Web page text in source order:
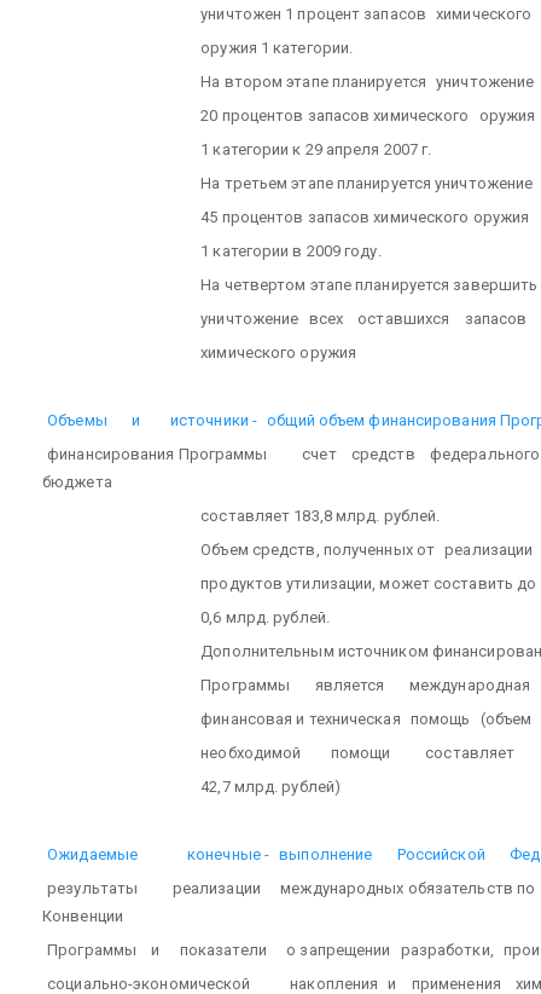
уничтожен 1 процент запасов
химического
оружия 1 категории.
На втором этапе планируется
уничтожение
20 процентов запасов химического
оружия
1 категории к 29 апреля 2007 г.
На третьем этапе планируется уничтожение
45 процентов запасов химического оружия
1 категории в 2009 году.
На четвертом этапе планируется завершить
уничтожение всех оставшихся
запасов
химического оружия
Объемы и источники - общий объем финансирования
финансирования Программы
счет средств
федерального
бюджета
составляет 183,8 млрд. рублей.
Объем средств, полученных от реализации
продуктов утилизации, может составить до
0,6 млрд. рублей.
Дополнительным источником
Программы
является
международная
финансовая и техническая помощь
(объем
необходимой
помощи
составляет
42,7 млрд. рублей)
Ожидаемые конечные - выполнение Российской
результаты
реализации
международных обязательств по
Конвенции
Программы
и показатели о запрещении разработки,
социально-экономической
накопления и применения